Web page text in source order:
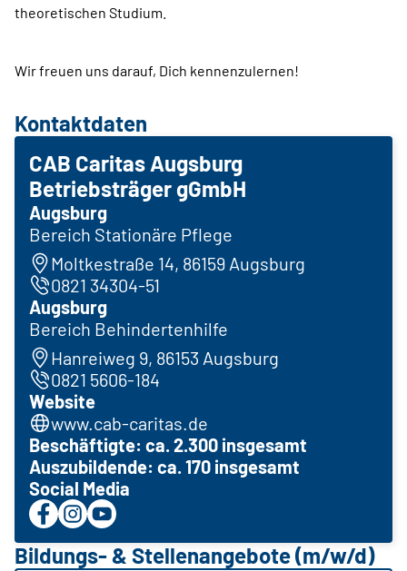
theoretischen Studium.
Wir freuen uns darauf, Dich kennenzulernen!
Kontaktdaten
CAB Caritas Augsburg
Betriebsträger gGmbH
Augsburg
Bereich Stationäre Pflege
Moltkestraße 14, 86159 Augsburg
0821 34304-51
Augsburg
Bereich Behindertenhilfe
Hanreiweg 9, 86153 Augsburg
0821 5606-184
Website
www.cab-caritas.de
Beschäftigte: ca. 2.300 insgesamt
Auszubildende: ca. 170 insgesamt
Social Media
Bildungs- & Stellenangebote (m/w/d)